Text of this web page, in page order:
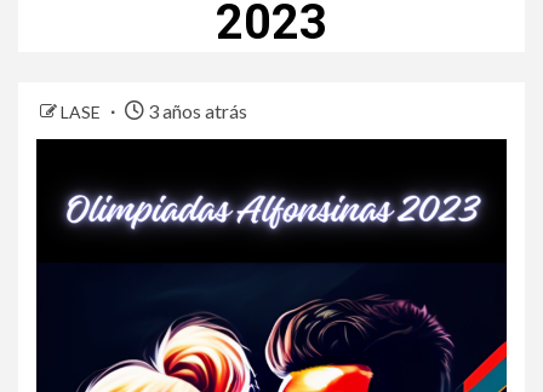
2023
LASE 3 años atrás